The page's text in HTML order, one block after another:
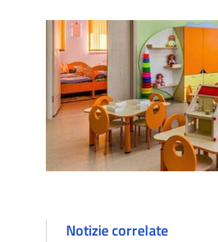
Notizie correlate